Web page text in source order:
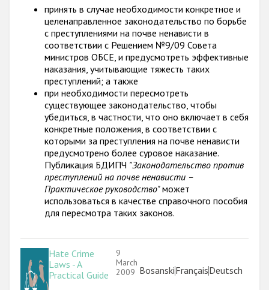
Anti-Semitic hate crime
Anti-Muslim hate crime
Anti-Christian hate crime
Other hate crime based on religion or belief
Gender-based hate crime
Anti-LGBTI hate crime
Disability hate crime
Проекты БДИПЧ
Организации гражданского общества
Государства-участники
принять в случае необходимости конкретное и
целенаправленное законодательство по борьбе
с преступлениями на почве ненависти в
соответствии с Решением №9/09 Совета
министров ОБСЕ, и предусмотреть эффективные
наказания, учитывающие тяжесть таких
преступлений; а также
при необходимости пересмотреть
существующее законодательство, чтобы
убедиться, в частности, что оно включает в себя
конкретные положения, в соответствии с
которыми за преступления на почве ненависти
предусмотрено более суровое наказание.
Публикация БДИПЧ "Законодательство против
преступлений на почве ненависти –
Практическое руководство"может
использоваться в качестве справочного пособия
для пересмотра таких законов.
Hate Crime
Laws - A
Practical Guide
9
March
2009 Link
BosanskiLink
FrançaisLink
Deutsch